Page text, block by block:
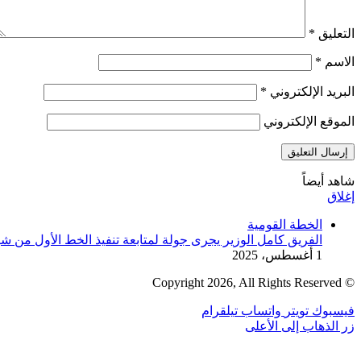
التعليق *
الاسم *
البريد الإلكتروني *
الموقع الإلكتروني
شاهد أيضاً
إغلاق
الخطة القومية
الفريق كامل الوزير يجرى جولة لمتابعة تنفيذ الخط الأول من
1 أغسطس، 2025
© Copyright 2026, All Rights Reserved
فيسبوك تويتر واتساب تيلقرام
زر الذهاب إلى الأعلى